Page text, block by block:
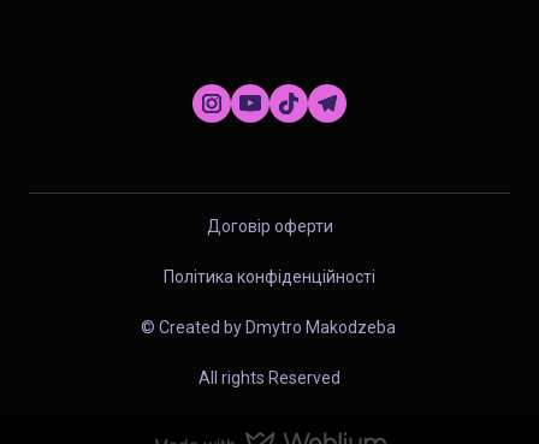
Договір оферти
Політика конфіденційності
© Created by Dmytro Makodzeba
All rights Reserved